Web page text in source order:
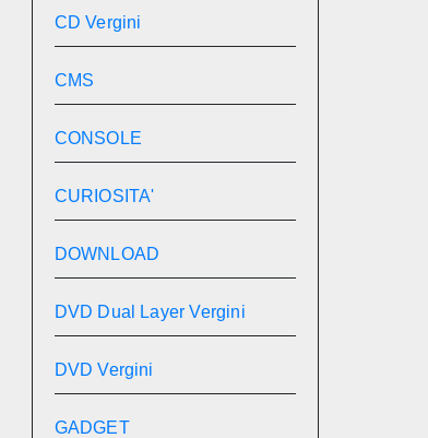
CD Vergini
CMS
CONSOLE
CURIOSITA'
DOWNLOAD
DVD Dual Layer Vergini
DVD Vergini
GADGET